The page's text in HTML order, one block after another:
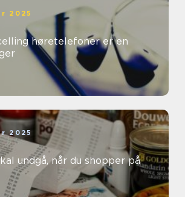
2025
høretelefoner er en
2025
undgå, når du shopper på